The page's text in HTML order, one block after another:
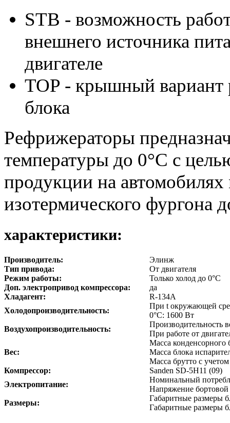
STB - возможность
внешнего источника
двигателе
TOP - крышный вариант
блока
Рефрижераторы
температуры до 0°С с
продукции на
изотермического фургона
характеристики:
Производитель:
Элинж
Тип привода:
От двигателя
Режим работы:
Только холод до 0°С
Доп. электропривод компрессора:
да
Хладагент:
R-134A
Холодопроизводительность:
При t окружающей
0°С: 1600 Вт
Воздухопроизводительность:
Производительность
При работе от
Вес:
Масса конденсорного
Масса блока
Масса брутто с
Компрессор:
Sanden SD-5Н11 (09)
Электропитание:
Номинальный
Напряжение
Размеры:
Габаритные размеры
Габаритные размеры